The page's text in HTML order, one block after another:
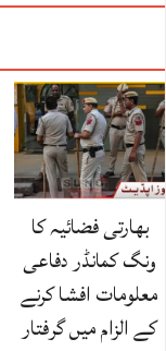
بھارتی فضائیہ کا
ونگ کمانڈر دفاعی
معلومات افشا کرنے
کے الزام میں گرفتار